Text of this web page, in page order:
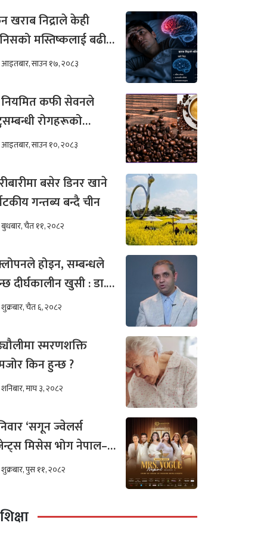
खराब निद्राले केही
मस्तिष्कलाई बढी
गर्छ ?
आइतबार, साउन १७, २०८३
कफी सेवनले
रोगहरूको
कम हुन्छ ?
आइतबार, साउन १०, २०८३
बसेर डिनर खाने
गन्तब्य बन्दै चीन
बुधबार, चैत ११, २०८२
होइन, सम्बन्धले
दीर्घकालीन खुसी : डा.
अख्तर
शुक्रबार, चैत ६, २०८२
स्मरणशक्ति
किन हुन्छ ?
शनिबार, माघ ३, २०८२
‘सगून ज्वेलर्स
मिसेस भोग नेपाल–
अडिसन
शुक्रबार, पुस ११, २०८२
शिक्षा